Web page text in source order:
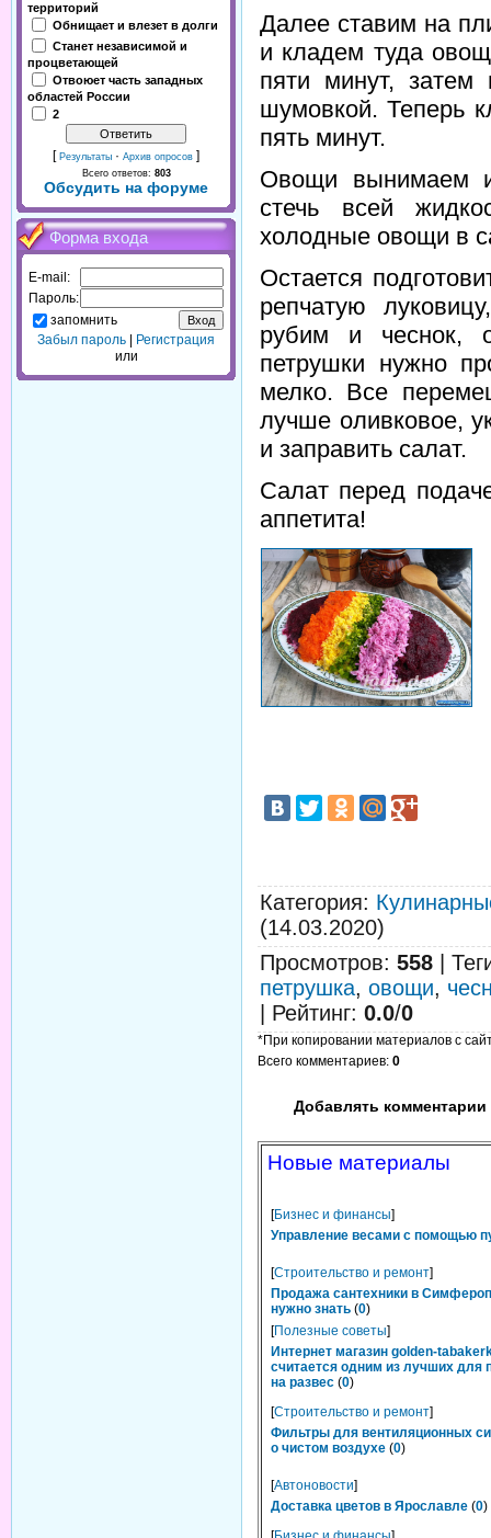
территорий
Обнищает и влезет в долги
Станет независимой и
процветающей
Отвоюет часть западных
областей России
2
[ Результаты · Архив опросов ]
Всего ответов: 803
Обсудить на форуме
Форма входа
E-mail:
Пароль:
запомнить
Забыл пароль
Регистрация
или
Далее ставим на
и кладем туда
пяти минут, затем
шумовкой. Теперь
пять минут.
Овощи вынимаем
стечь всей
холодные овощи в
Остается
репчатую
рубим и чеснок,
петрушки нужно
мелко. Все
лучше оливковое,
и заправить салат.
Салат перед
аппетита!
Категория:
(14.03.2020)
Просмотров: 558
петрушка, овощи,
Рейтинг: 0.0/0
*При копировании материалов с
Всего комментариев: 0
Добавлять комментарии
Новые материалы
[Бизнес и финансы]
Управление весами с помощью
[Строительство и ремонт]
Продажа сантехники в
нужно знать (0)
[Полезные советы]
Интернет магазин golden-
считается одним из лучших для
на развес (0)
[Строительство и ремонт]
Фильтры для вентиляционных
о чистом воздухе (0)
[Автоновости]
Доставка цветов в Ярославле (0)